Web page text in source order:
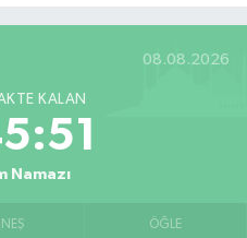
08.08.2026
KALAN
Namazı
ÖĞLE